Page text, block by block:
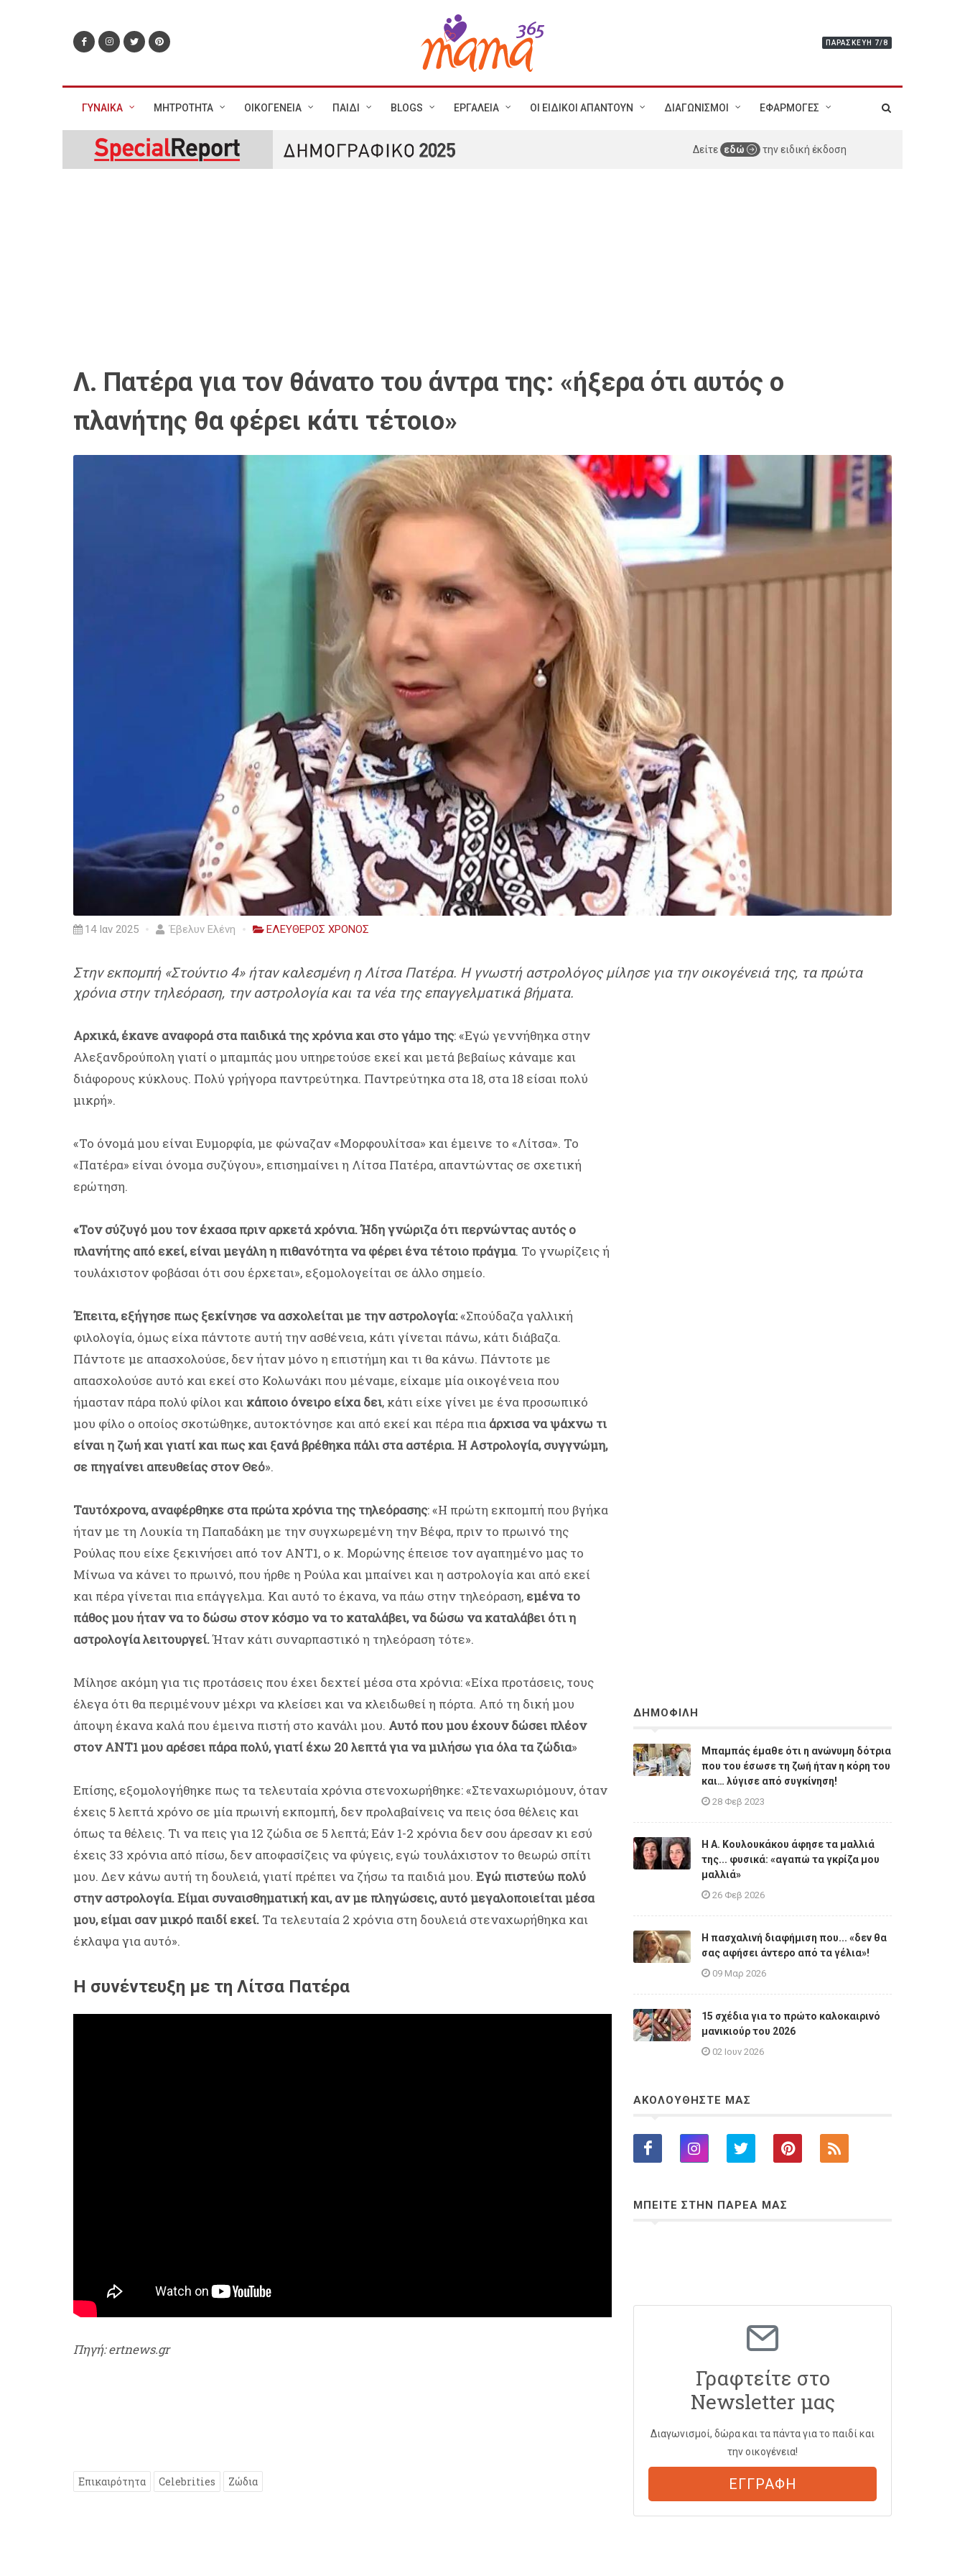
ΠΑΡΑΣΚΕΥΉ 7/8
ΓΥΝΑΙΚΑ ΜΗΤΡΟΤΗΤΑ ΟΙΚΟΓΕΝΕΙΑ ΠΑΙΔΙ BLOGS ΕΡΓΑΛΕΙΑ ΟΙ ΕΙΔΙΚΟΙ ΑΠΑΝΤΟΥΝ ΔΙΑΓΩΝΙΣΜΟΙ ΕΦΑΡΜΟΓΕΣ
Δείτε εδώ την ειδική έκδοση
Λ. Πατέρα για τον θάνατο του άντρα της: «ήξερα ότι αυτός ο
πλανήτης θα φέρει κάτι τέτοιο»
14 Ιαν 2025 Έβελυν Ελένη ΕΛΕΥΘΕΡΟΣ ΧΡΟΝΟΣ
Στην εκπομπή «Στούντιο 4» ήταν καλεσμένη η Λίτσα Πατέρα. Η γνωστή αστρολόγος μίλησε για την οικογένειά της, τα πρώτα
χρόνια στην τηλεόραση, την αστρολογία και τα νέα της επαγγελματικά βήματα.
Αρχικά, έκανε αναφορά στα παιδικά της χρόνια και στο γάμο της: «Εγώ γεννήθηκα στην
Αλεξανδρούπολη γιατί ο μπαμπάς μου υπηρετούσε εκεί και μετά βεβαίως κάναμε και
διάφορους κύκλους. Πολύ γρήγορα παντρεύτηκα. Παντρεύτηκα στα 18, στα 18 είσαι πολύ
μικρή».
«Το όνομά μου είναι Ευμορφία, με φώναζαν «Μορφουλίτσα» και έμεινε το «Λίτσα». Το
«Πατέρα» είναι όνομα συζύγου», επισημαίνει η Λίτσα Πατέρα, απαντώντας σε σχετική
ερώτηση.
«Τον σύζυγό μου τον έχασα πριν αρκετά χρόνια.Ήδη γνώριζα ότι περνώντας αυτός ο
πλανήτης από εκεί, είναι μεγάλη η πιθανότητα να φέρει ένα τέτοιο πράγμα. Το γνωρίζεις ή
τουλάχιστον φοβάσαι ότι σου έρχεται», εξομολογείται σε άλλο σημείο.
Έπειτα, εξήγησε πως ξεκίνησε να ασχολείται με την αστρολογία:«Σπούδαζα γαλλική
φιλολογία, όμως είχα πάντοτε αυτή την ασθένεια, κάτι γίνεται πάνω, κάτι διάβαζα.
Πάντοτε με απασχολούσε, δεν ήταν μόνο η επιστήμη και τι θα κάνω. Πάντοτε με
απασχολούσε αυτό και εκεί στο Κολωνάκι που μέναμε, είχαμε μία οικογένεια που
ήμασταν πάρα πολύ φίλοι και κάποιο όνειρο είχα δει, κάτι είχε γίνει με ένα προσωπικό
μου φίλο ο οποίος σκοτώθηκε, αυτοκτόνησε και από εκεί και πέρα πια άρχισα να ψάχνω τι
είναι η ζωή και γιατί και πως και ξανά βρέθηκα πάλι στα αστέρια. Η Αστρολογία, συγγνώμη,
σε πηγαίνει απευθείας στον Θεό».
Ταυτόχρονα, αναφέρθηκε στα πρώτα χρόνια της τηλεόρασης: «Η πρώτη εκπομπή που βγήκα
ήταν με τη Λουκία τη Παπαδάκη με την συγχωρεμένη την Βέφα, πριν το πρωινό της
Ρούλας που είχε ξεκινήσει από τον ΑΝΤ1, ο κ. Μορώνης έπεισε τον αγαπημένο μας το
Μίνωα να κάνει το πρωινό, που ήρθε η Ρούλα και μπαίνει και η αστρολογία και από εκεί
και πέρα γίνεται πια επάγγελμα. Και αυτό το έκανα, να πάω στην τηλεόραση, εμένα το
πάθος μου ήταν να το δώσω στον κόσμο να το καταλάβει, να δώσω να καταλάβει ότι η
αστρολογία λειτουργεί.Ήταν κάτι συναρπαστικό η τηλεόραση τότε».
Μίλησε ακόμη για τις προτάσεις που έχει δεχτεί μέσα στα χρόνια: «Είχα προτάσεις, τους
έλεγα ότι θα περιμένουν μέχρι να κλείσει και να κλειδωθεί η πόρτα. Από τη δική μου
άποψη έκανα καλά που έμεινα πιστή στο κανάλι μου. Αυτό που μου έχουν δώσει πλέον
στον ΑΝΤ1 μου αρέσει πάρα πολύ, γιατί έχω 20 λεπτά για να μιλήσω για όλα τα ζώδια»
Επίσης, εξομολογήθηκε πως τα τελευταία χρόνια στενοχωρήθηκε: «Στεναχωριόμουν, όταν
έχεις 5 λεπτά χρόνο σε μία πρωινή εκπομπή, δεν προλαβαίνεις να πεις όσα θέλεις και
όπως τα θέλεις. Τι να πεις για 12 ζώδια σε 5 λεπτά; Εάν 1-2 χρόνια δεν σου άρεσαν κι εσύ
έχεις 33 χρόνια από πίσω, δεν αποφασίζεις να φύγεις, εγώ τουλάχιστον το θεωρώ σπίτι
μου. Δεν κάνω αυτή τη δουλειά, γιατί πρέπει να ζήσω τα παιδιά μου. Εγώ πιστεύω πολύ
στην αστρολογία. Είμαι συναισθηματική και, αν με πληγώσεις, αυτό μεγαλοποιείται μέσα
μου, είμαι σαν μικρό παιδί εκεί. Τα τελευταία 2 χρόνια στη δουλειά στεναχωρήθηκα και
έκλαψα για αυτό».
Η συνέντευξη με τη Λίτσα Πατέρα
Πηγή: ertnews.gr
Επικαιρότητα Celebrities Ζώδια
ΔΗΜΟΦΙΛΗ
Μπαμπάς έμαθε ότι η ανώνυμη δότρια
που του έσωσε τη ζωή ήταν η κόρη του
και… λύγισε από συγκίνηση!
28 Φεβ 2023
Η A. Κουλουκάκου άφησε τα μαλλιά
της... φυσικά: «αγαπώ τα γκρίζα μου
μαλλιά»
26 Φεβ 2026
Η πασχαλινή διαφήμιση που... «δεν θα
σας αφήσει άντερο από τα γέλια»!
09 Μαρ 2026
15 σχέδια για το πρώτο καλοκαιρινό
μανικιούρ του 2026
02 Ιουν 2026
ΑΚΟΛΟΥΘΗΣΤΕ ΜΑΣ
ΜΠΕΙΤΕ ΣΤΗΝ ΠΑΡΕΑ ΜΑΣ
Γραφτείτε στο
Newsletter μας
Διαγωνισμοί, δώρα και τα πάντα για το παιδί και
την οικογένεια!
ΕΓΓΡΑΦΗ